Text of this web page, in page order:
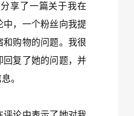
享了一篇关于我在
中，一个粉丝向我提
购物的问题。我很
回复了她的问题，并
。